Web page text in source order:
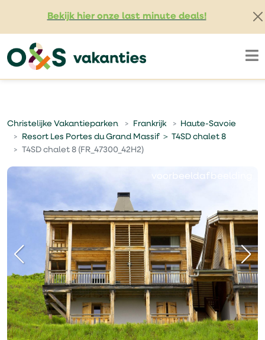
Bekijk hier onze last minute deals!
Christelijke Vakantieparken Frankrijk
Haute-Savoie
Resort Les Portes du Grand Massif ＞ T4SD chalet 8
T4SD chalet 8 (FR_47300_42H2)
voorbeeldafbeelding